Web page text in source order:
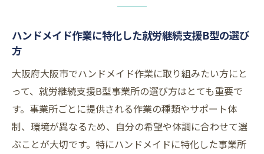
ハンドメイド作業に特化した就労継続支援B型の選び
方
大阪府大阪市でハンドメイド作業に取り組みたい方にと
って、就労継続支援B型事業所の選び方はとても重要で
す。事業所ごとに提供される作業の種類やサポート体
制、環境が異なるため、自分の希望や体調に合わせて選
ぶことが大切です。特にハンドメイドに特化した事業所